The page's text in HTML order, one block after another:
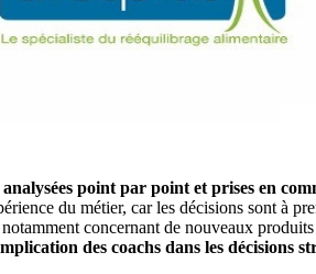
point par point et prises en
du métier, car les décisions sont à
concernant de nouveaux
des coachs dans les décisions